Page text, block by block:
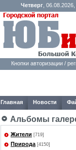
Четверг, 06.08.2026,
Кнопки авторизации /
Главная Новости
Альбомы
Жители [719]
Природа [4150]